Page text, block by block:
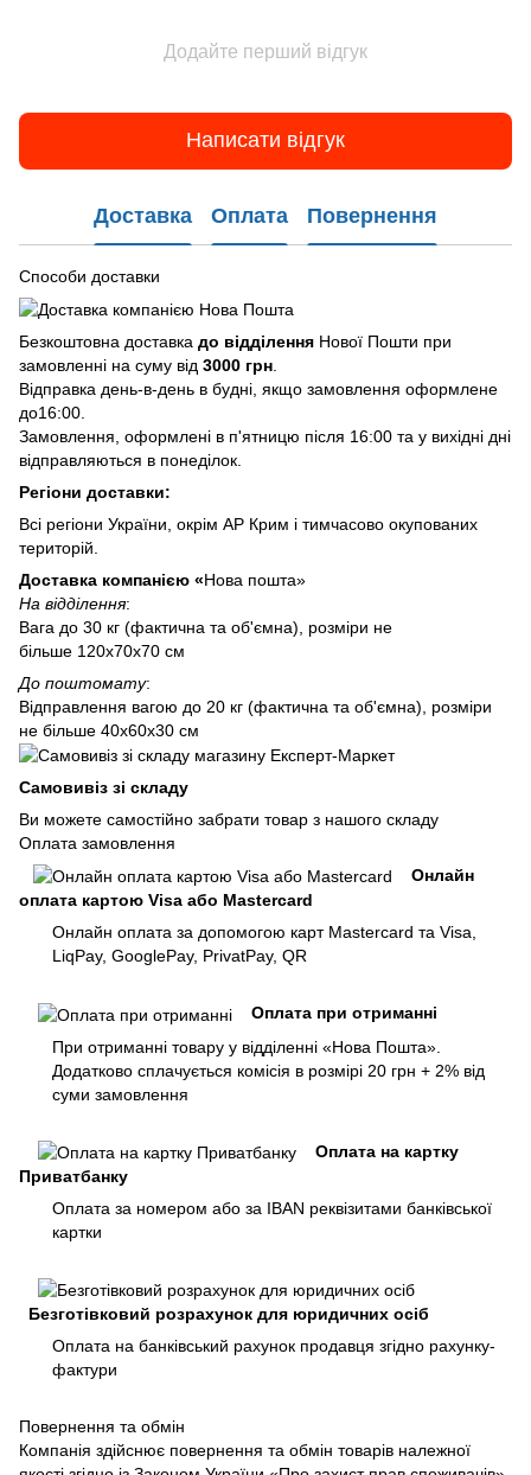
Додайте перший відгук
Написати відгук
Доставка Оплата Повернення
Способи доставки
Безкоштовна доставка до відділення Нової Пошти при
замовленні на суму від 3000 грн
Відправка день-в-день в будні, якщо замовлення оформлене
до16:00.
Замовлення, оформлені в п'ятницю після 16:00 та у вихідні дні
відправляються в понеділок.
Регіони доставки:
Всі регіони України, окрім АР Крим і тимчасово окупованих
територій.
Доставка компанією «Нова пошта»
На відділення:
Вага до 30 кг (фактична та об'ємна), розміри не
більше 120х70х70 см
До поштомату:
Відправлення вагою до 20 кг (фактична та об'ємна), розміри
не більше 40х60х30 см
Самовивіз зі складу
Ви можете самостійно забрати товар з нашого складу
Оплата замовлення
Онлайн
оплата картою Visa або Mastercard
Онлайн оплата за допомогою карт Mastercard та Visa,
LiqPay, GooglePay, PrivatPay, QR
Оплата при отриманні
При отриманні товару у відділенні «Нова Пошта».
Додатково сплачується комісія в розмірі 20 грн + 2% від
суми замовлення
Оплата на картку
Приватбанку
Оплата за номером або за IBAN реквізитами банківської
картки
Безготівковий розрахунок для юридичних осіб
Оплата на банківський рахунок продавця згідно рахунку-
фактури
Повернення та обмін
Компанія здійснює повернення та обмін товарів належної